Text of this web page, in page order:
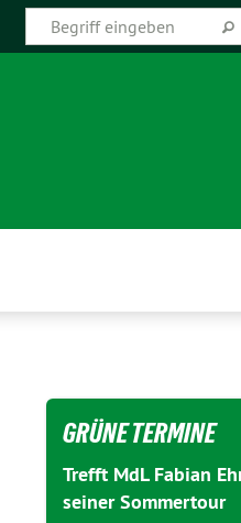
GRÜNE TERMINE
Trefft MdL Fabian
seiner Sommertour